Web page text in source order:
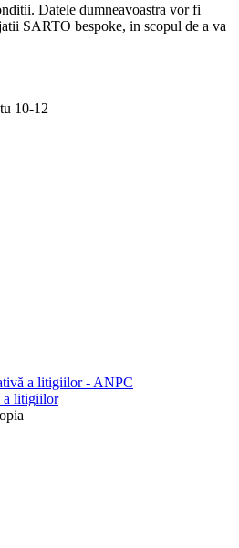
Datele dumneavoastra vor fi
SARTO bespoke, in scopul de a va
10-12